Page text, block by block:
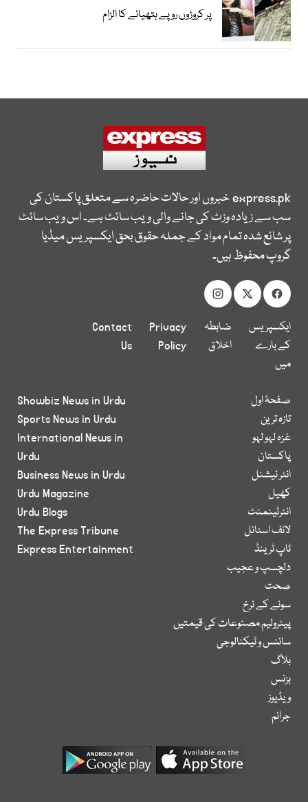
پر کروڑوں روپے ہتھیانے کا الزام
express.pkخبروں اور حالات حاضرہ سے متعلق پاکستان کی
سب سے زیادہ وزٹ کی جانے والی ویب سائٹ ہے۔ اس ویب سائٹ
پر شائع شدہ تمام مواد کے جملہ حقوق بحق ایکسپریس میڈیا
گروپ محفوظ ہیں۔
ایکسپریس
کے بارے
میں
ضابطہ
اخلاق
Privacy
Policy
Contact
Us
صفحۂ اول
تازہ ترین
غزہ لہو لہو
پاکستان
انٹر نیشنل
کھیل
انٹرٹینمنٹ
لائف اسٹائل
ٹاپ ٹرینڈ
دلچسپ و عجیب
صحت
سونے کے نرخ
پیٹرولیم مصنوعات کی قیمتیں
سائنس و ٹیکنالوجی
بلاگ
بزنس
ویڈیوز
جرائم
Showbiz News in Urdu
Sports News in Urdu
International News in
Urdu
Business News in Urdu
Urdu Magazine
Urdu Blogs
The Express Tribune
Express Entertainment